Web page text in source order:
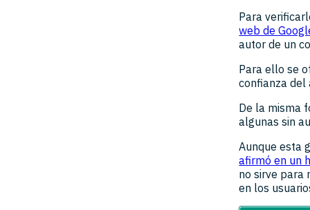
Para
web de
autor de un
Para ello se
confianza del
De la misma
algunas sin
Aunque esta
afirmó en un
no sirve para
en los